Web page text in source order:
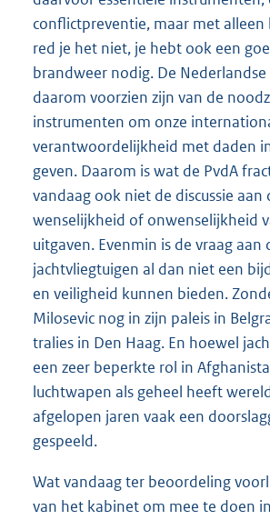
conflictpreventie, maar met
red je het niet, je hebt ook een
brandweer nodig. De
daarom voorzien zijn van de
instrumenten om onze
verantwoordelijkheid met daden
geven. Daarom is wat de PvdA
vandaag ook niet de discussie aan
wenselijkheid of onwenselijkheid
uitgaven. Evenmin is de vraag aan
jachtvliegtuigen al dan niet een
en veiligheid kunnen bieden.
Milosevic nog in zijn paleis in
tralies in Den Haag. En hoewel
een zeer beperkte rol in
luchtwapen als geheel heeft
afgelopen jaren vaak een
gespeeld.
Wat vandaag ter beoordeling
van het kabinet om mee te doen